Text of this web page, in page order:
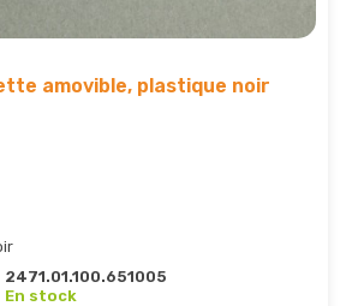
amovible, plastique noir
2471.01.100.651005
En stock